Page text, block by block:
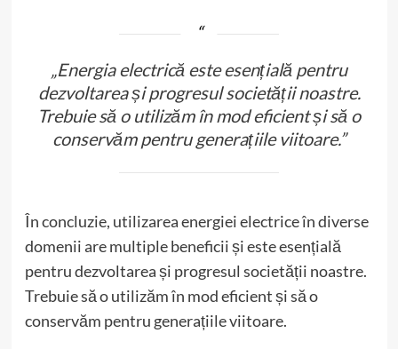
„Energia electrică este esențială pentru
dezvoltarea și progresul societății noastre.
Trebuie să o utilizăm în mod eficient și să o
conservăm pentru generațiile viitoare.”
În concluzie, utilizarea energiei electrice în diverse
domenii are multiple beneficii și este esențială
pentru dezvoltarea și progresul societății noastre.
Trebuie să o utilizăm în mod eficient și să o
conservăm pentru generațiile viitoare.